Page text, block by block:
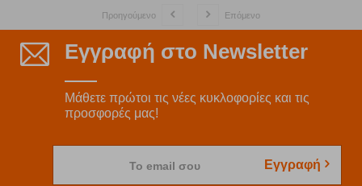
Προηγούμενο Επόμενο
Εγγραφή στο Newsletter
Μάθετε πρώτοι τις νέες κυκλοφορίες και τις
προσφορές μας!
Το email σου Εγγραφή